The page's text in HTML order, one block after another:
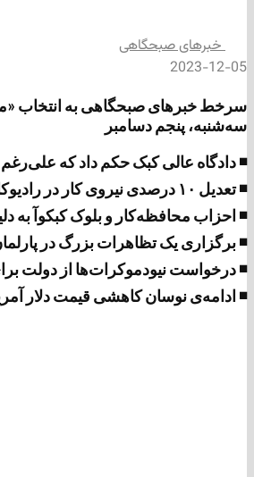
‌خبرهای صبحگاهی
2023-12-05
سرخط خبرهای صبحگاهی به انتخاب
سه‌شنبه، پنجم دسامبر
◾ دادگاه عالی کبک حکم داد که
◾ تعدیل ۱۰ درصدی نیروی کار در رادیوکانادا به دلیل کسری بودجه
◾ احزاب محافظه‌کار و بلوک کبکوآ به
◾ برگزاری یک تظاهرات بزرگ در
◾ درخواست نیودموکرات‌ها از دولت
◾ ادامه‌ی نوسان کاهشی قیمت دلار